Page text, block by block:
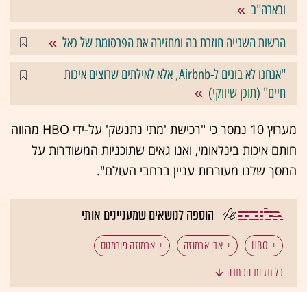
ובארה"ב
הרשות השנייה חוזרת בה ומחזירה את הפרסומת של כאל
"אנחנו לא בונים ל-Airbnb, אלא לאילתים שרוצים איכות
חיים" (תוכן שיווקי)
מערוץ 10 נמסר כי "רכישת 'מתי נתנשק' על-ידי HBO מהווה
חותם איכות בינלאומי, ואנו גאים שתוכניות המשודרות על
המסך שלנו מעוררות עניין ברחבי העולם".
הוספה לנושאים שמעניינים אותי
HBO אבי ארמוזה ארמוזה פורמטס
ערוץ עשר
כל תגיות הכתבה